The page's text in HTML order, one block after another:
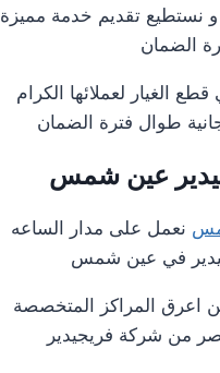
نستطيع تقديم خدمة مميزة
الضمان
الغيار لعملائها الكرام
طوال فترة الضمان
عين شمس
نعمل على مدار الساعه
في عين شمس
اعرق المراكز المتخصصة
من شركة فريجيدير